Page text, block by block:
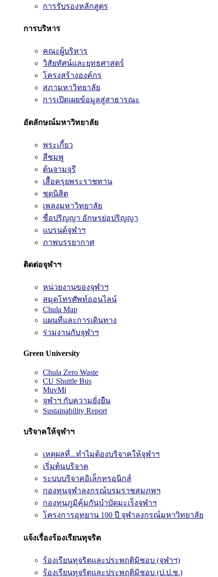
การรับรองหลักสูตร
การบริหาร
คณะผู้บริหาร
วิสัยทัศน์และยุทธศาสตร์
โครงสร้างองค์กร
สภามหาวิทยาลัย
การเปิดเผยข้อมูลสู่สาธารณะ
อัตลักษณ์มหาวิทยาลัย
พระเกี้ยว
สีชมพู
ต้นจามจุรี
เสื้อครุยพระราชทาน
ชุดนิสิต
เพลงมหาวิทยาลัย
ชื่อปริญญา อักษรย่อปริญญา
แบรนด์จุฬาฯ
ภาพบรรยากาศ
ติดต่อจุฬาฯ
หน่วยงานของจุฬาฯ
สมุดโทรศัพท์ออนไลน์
Chula Map
แผนที่และการเดินทาง
ร่วมงานกับจุฬาฯ
Green University
Chula Zero Waste
CU Shuttle Bus
MuvMi
จุฬาฯ กับความยั่งยืน
Sustainability Report
บริจาคให้จุฬาฯ
เหตุผลที่...ทำไมต้องบริจาคให้จุฬาฯ
เริ่มต้นบริจาค
ระบบบริจาคอิเล็กทรอนิกส์
กองทุนจุฬาลงกรณ์บรมราชสมภพฯ
กองทุนภูมิคุ้มกันบำบัดมะเร็งจุฬาฯ
โครงการอุทยาน 100 ปี จุฬาลงกรณ์มหาวิทยาลัย
แจ้งเรื่องร้องเรียนทุจริต
ร้องเรียนทุจริตและประพฤติมิชอบ (จุฬาฯ)
ร้องเรียนทุจริตและประพฤติมิชอบ (ป.ป.ช.)